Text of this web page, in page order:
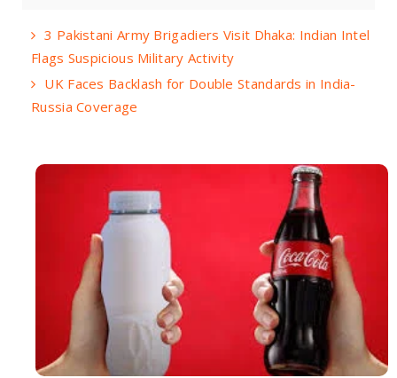
3 Pakistani Army Brigadiers Visit Dhaka: Indian Intel
Flags Suspicious Military Activity
UK Faces Backlash for Double Standards in India-
Russia Coverage